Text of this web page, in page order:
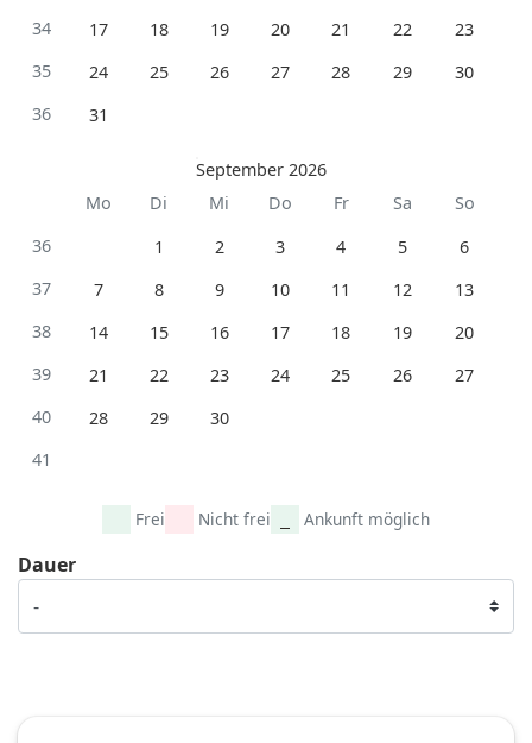
34
17 18 19 20 21 22
23
35
24 25 26 27 28 29
30
36
31
September 2026
Mo
Di Mi Do Fr Sa
So
36
1 2 3 4 5
6
37
7 8 9 10 11 12
13
38
14 15 16 17 18 19
20
39
21 22 23 24 25 26
27
40
28 29
30
41
Frei Nicht frei Ankunft möglich
Dauer